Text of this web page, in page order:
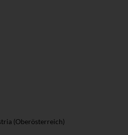
(Oberösterreich)